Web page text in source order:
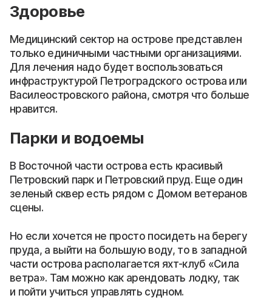
Здоровье
Медицинский сектор на острове представлен
только единичными частными организациями.
Для лечения надо будет воспользоваться
инфраструктурой Петроградского острова или
Василеостровского района, смотря что больше
нравится.
Парки и водоемы
В Восточной части острова есть красивый
Петровский парк и Петровский пруд. Еще один
зеленый сквер есть рядом с Домом ветеранов
сцены.
Но если хочется не просто посидеть на берегу
пруда, а выйти на большую воду, то в западной
части острова располагается яхт-клуб «Сила
ветра». Там можно как арендовать лодку, так
и пойти учиться управлять судном.